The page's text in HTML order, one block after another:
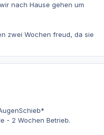
nach Hause gehen um
zwei Wochen freud, da sie
- 2 Wochen Betrieb.